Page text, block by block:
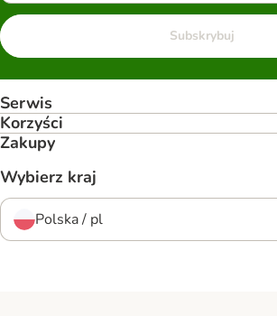
Subskrybuj
Serwis
Korzyści
Zakupy
Wybierz kraj
Polska / pl